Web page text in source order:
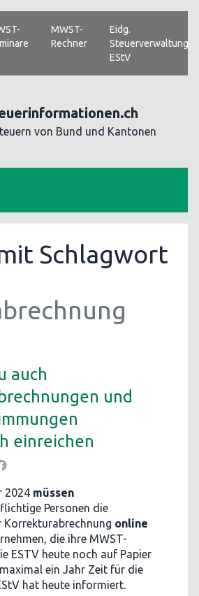
MWST-
Rechner
Eidg.
Steuerverwaltung
EStV
von Bund und Kantonen
Schlagwort
auch
und
einreichen
2024 müssen
Personen die
Korrekturabrechnung online
die ihre MWST-
ESTV heute noch auf Papier
ein Jahr Zeit für die
hat heute informiert.